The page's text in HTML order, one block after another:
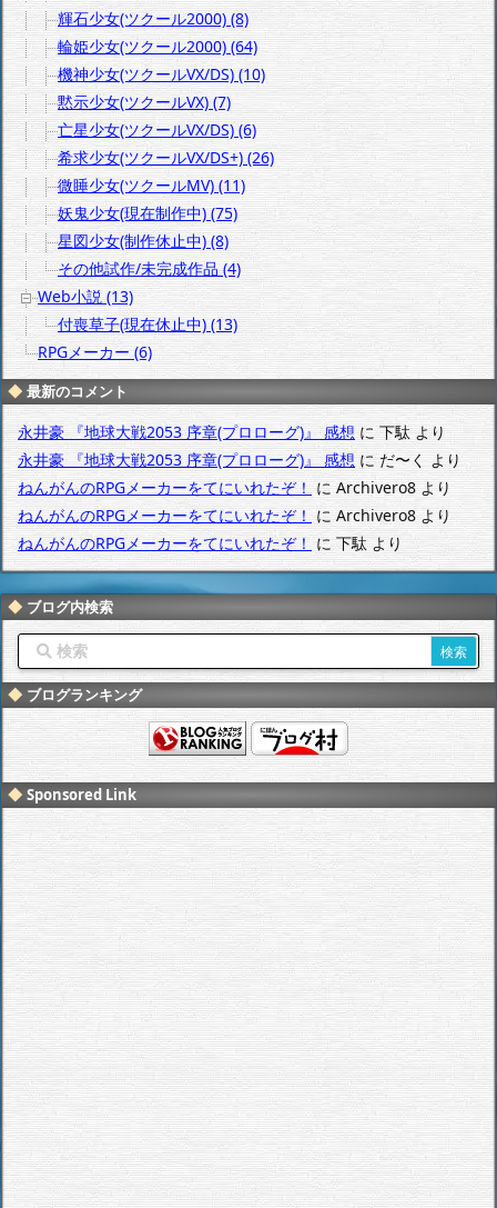
輝石少女(ツクール2000) (8)
輪姫少女(ツクール2000) (64)
機神少女(ツクールVX/DS) (10)
黙示少女(ツクールVX) (7)
亡星少女(ツクールVX/DS) (6)
希求少女(ツクールVX/DS+) (26)
微睡少女(ツクールMV) (11)
妖鬼少女(現在制作中) (75)
星図少女(制作休止中) (8)
その他試作/未完成作品 (4)
Web小説 (13)
付喪草子(現在休止中) (13)
RPGメーカー (6)
最新のコメント
永井豪 『地球大戦2053 序章(プロローグ)』 感想に下駄より
永井豪 『地球大戦2053 序章(プロローグ)』 感想にだ〜く より
ねんがんのRPGメーカーをてにいれたぞ！ に Archivero8 より
ねんがんのRPGメーカーをてにいれたぞ！ に Archivero8より
ねんがんのRPGメーカーをてにいれたぞ！ に下駄より
ブログ内検索
ブログランキング
Sponsored Link